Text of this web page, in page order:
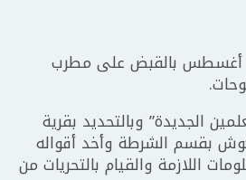
قامت قوات الأمن المصرية بالساحل الشمالي اليوم الجمعة 6 أغسطس بالقبض على مطرب
الجديدة” وبالتحديد بقرية
بقسم الشرطة وأخد أقواله
اللازمة والقيام بالتحريات من